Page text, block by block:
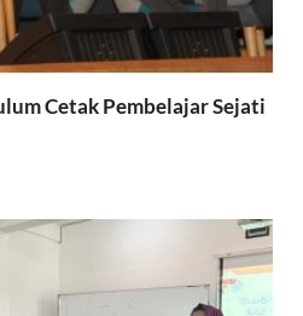
Cetak Pembelajar Sejati